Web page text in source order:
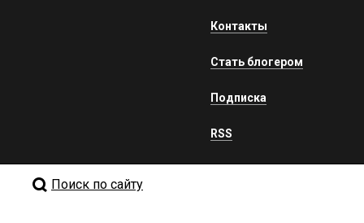
Контакты
Стать блогером
Подписка
RSS
Поиск по сайту